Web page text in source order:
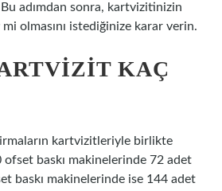
Bu adımdan sonra, kartvizitinizin
olmasını istediğinize karar verin.
KAÇ
kartvizitleriyle birlikte
ofset baskı makinelerinde 72 adet
baskı makinelerinde ise 144 adet